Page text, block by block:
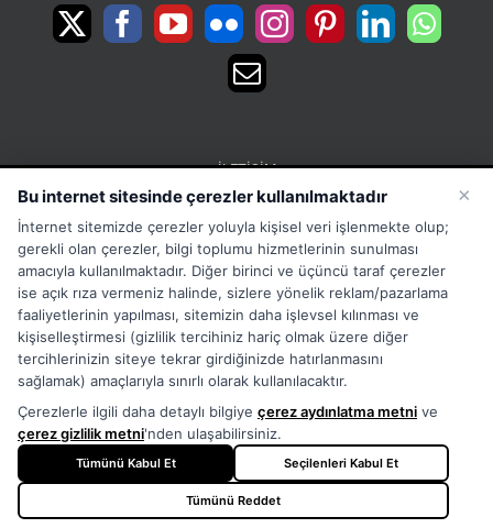
İLETIŞIM
15 Temmuz Mah. 1468 Sok. No:5 Güneşli Bağcılar
İstanbul Türkiye
Phone:Merkez:+902126563010 Destek:+908502228722
WhatsApp:+905333867971
Fax:+902126563005
Email:info@tora.com.tr
Web:TORA
2026 - TORA - All Rights Reserved
×
Bu internet sitesinde çerezler kullanılmaktadır
İnternet sitemizde çerezler yoluyla kişisel veri işlenmekte olup;
gerekli olan çerezler, bilgi toplumu hizmetlerinin sunulması
amacıyla kullanılmaktadır. Diğer birinci ve üçüncü taraf çerezler
ise açık rıza vermeniz halinde, sizlere yönelik reklam/pazarlama
faaliyetlerinin yapılması, sitemizin daha işlevsel kılınması ve
kişiselleştirmesi (gizlilik tercihiniz hariç olmak üzere diğer
tercihlerinizin siteye tekrar girdiğinizde hatırlanmasını
sağlamak) amaçlarıyla sınırlı olarak kullanılacaktır.
Çerezlerle ilgili daha detaylı bilgiye çerez aydınlatma metni ve
çerez gizlilik metni'nden ulaşabilirsiniz.
Tümünü Kabul Et Seçilenleri Kabul Et
Tümünü Reddet